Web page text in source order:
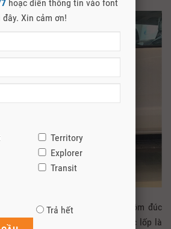
được trang bị mâm hợp kim nhôm đúc
bật ở vị trí trung tâm, kích thước lốp là
hoặc điền thông tin vào font
Xin cảm ơn!
Territory
Explorer
Transit
Trả hết